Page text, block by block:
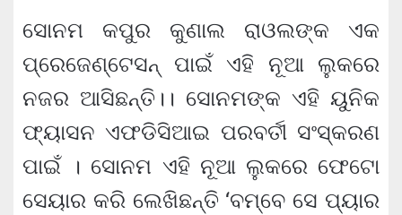
ସୋନମ କପୁର କୁଣାଲ ରାଓଲଙ୍କ ଏକ
ପ୍ରେଜେଣ୍ଟେସନ୍ ପାଇଁ ଏହି ନୂଆ ଲୁକରେ
ନଜର ଆସିଛନ୍ତି।। ସୋନମଙ୍କ ଏହି ୟୁନିକ
ଫ୍ୟାସନ ଏଫଡିସିଆଇ ପରବର୍ତୀ ସଂସ୍କରଣ
ପାଇଁ । ସୋନମ ଏହି ନୂଆ ଲୁକରେ ଫେଟୋ
ସେୟାର କରି ଲେଖିଛନ୍ତି ‘ବମ୍ବେ ସେ ପ୍ୟାର